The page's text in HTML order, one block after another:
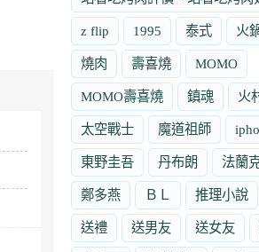
z flip 1995 泰式 火
燒肉 壽喜燒 MOMO
MOMO壽喜燒 鎮魂 火
太空戰士 魔道祖師
東野圭吾 丹布朗 法蘭
鄭多燕 ＢＬ 推理小說
送禮 送男友 送女友